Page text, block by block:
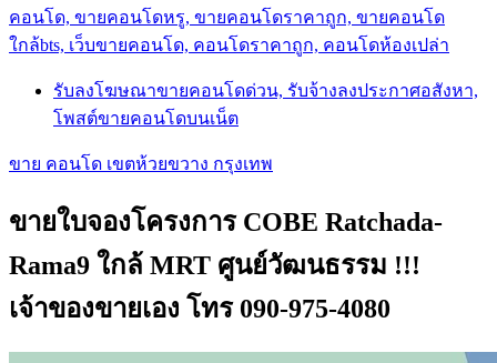
คอนโด, ขายคอนโดหรู, ขายคอนโดราคาถูก, ขายคอนโด
ใกล้bts, เว็บขายคอนโด, คอนโดราคาถูก, คอนโดห้องเปล่า
รับลงโฆษณาขายคอนโดด่วน, รับจ้างลงประกาศอสังหา,
โพสต์ขายคอนโดบนเน็ต
ขาย คอนโด เขตห้วยขวาง กรุงเทพ
ขายใบจองโครงการ COBE Ratchada-
Rama9 ใกล้ MRT ศูนย์วัฒนธรรม !!!
เจ้าของขายเอง โทร 090-975-4080